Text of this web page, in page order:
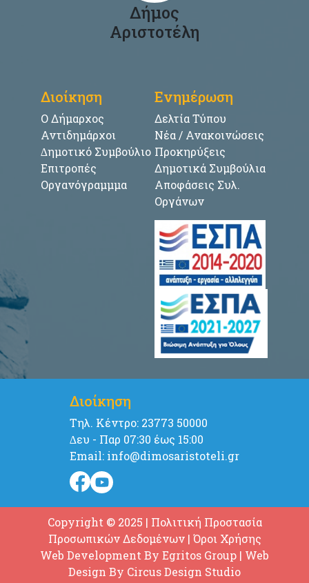
Δήμος
Αριστοτέλη
Διοίκηση
Ο Δήμαρχος
Αντιδημάρχοι
∆ημοτικό Συμβούλιο
Επιτροπές
Οργανόγραμμμα
Ενημέρωση
Δελτία Τύπου
Νέα / Ανακοινώσεις
Προκηρύξεις
Δημοτικά Συμβούλια
Αποφάσεις Συλ.
Οργάνων
Διοίκηση
Tηλ. Κέντρο: 23773 50000
∆ευ - Παρ 07:30 έως 15:00
Email: info@dimosaristoteli.gr
Copyright © 2025 | Πολιτική Προστασία
Προσωπικών Δεδομένων| Όροι Χρήσης
Web Development By Egritos Group | Web
Design By Circus Design Studio